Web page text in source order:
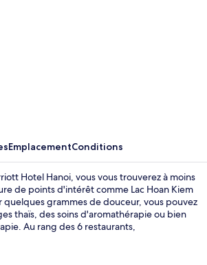
EmplacementConditions
Hotel Hanoi, vous vous trouverez à moins
de points d'intérêt comme Lac Hoan Kiem
quelques grammes de douceur, vous pouvez
thaïs, des soins d'aromathérapie ou bien
Au rang des 6 restaurants,
française. Cet hôtel de luxe abrite en